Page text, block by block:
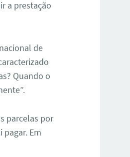
a prestação
de
Quando o
parcelas por
Em